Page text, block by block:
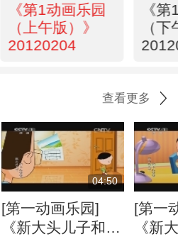
《第1动画乐园
（上午版）》
20120204
《
（
查看更多
04:50
[第一动画乐园]
《新大头儿子和小
[第一
《新